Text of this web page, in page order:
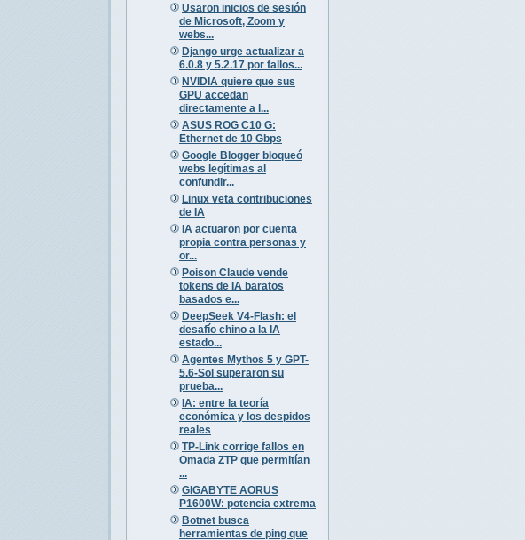
Usaron inicios de sesión
de Microsoft, Zoom y
webs...
Django urge actualizar a
6.0.8 y 5.2.17 por fallos...
NVIDIA quiere que sus
GPU accedan
directamente a l...
ASUS ROG C10 G:
Ethernet de 10 Gbps
Google Blogger bloqueó
webs legítimas al
confundir...
Linux veta contribuciones
de IA
IA actuaron por cuenta
propia contra personas y
or...
Poison Claude vende
tokens de IA baratos
basados e...
DeepSeek V4-Flash: el
desafío chino a la IA
estado...
Agentes Mythos 5 y GPT-
5.6-Sol superaron su
prueba...
IA: entre la teoría
económica y los despidos
reales
TP-Link corrige fallos en
Omada ZTP que permitían
...
GIGABYTE AORUS
P1600W: potencia extrema
Botnet busca
herramientas de ping que